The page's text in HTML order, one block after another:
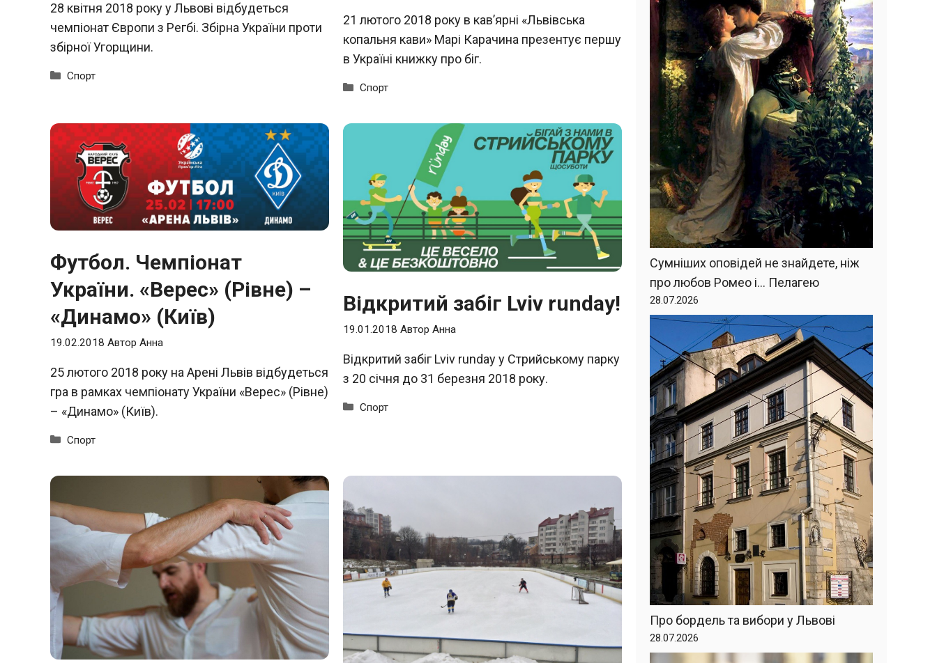
28 квітня 2018 року у Львові відбудеться
чемпіонат Європи з Регбі. Збірна України проти
збірної Угорщини.
Категорії
Спорт
21 лютого 2018 року в кав’ярні «Львівська
копальня кави» Марі Карачина презентує першу
в Україні книжку про біг.
Категорії
Спорт
Футбол. Чемпіонат
України. «Верес» (Рівне) –
«Динамо» (Київ)
19.02.2018 Автор Анна
25 лютого 2018 року на Арені Львів відбудеться
гра в рамках чемпіонату України «Верес» (Рівне)
– «Динамо» (Київ).
Категорії
Спорт
Відкритий забіг Lviv runday!
19.01.2018 Автор Анна
Відкритий забіг Lviv runday у Стрийському парку
з 20 січня до 31 березня 2018 року.
Категорії
Спорт
Сумніших оповідей не знайдете, ніж
про любов Ромео і… Пелагею
28.07.2026
Про бордель та вибори у Львові
28.07.2026